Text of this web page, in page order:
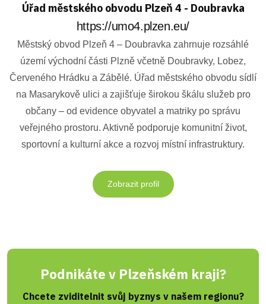
Úřad městského obvodu Plzeň 4 - Doubravka
https://umo4.plzen.eu/
Městský obvod Plzeň 4 – Doubravka zahrnuje rozsáhlé
území východní části Plzně včetně Doubravky, Lobez,
Červeného Hrádku a Zábělé. Úřad městského obvodu sídlí
na Masarykově ulici a zajišťuje širokou škálu služeb pro
občany – od evidence obyvatel a matriky po správu
veřejného prostoru. Aktivně podporuje komunitní život,
sportovní a kulturní akce a rozvoj místní infrastruktury.
Zobrazit profil
Podnikáte v Plzeňském kraji?
Chcete zviditelnit svůj byznys v našem regionu?